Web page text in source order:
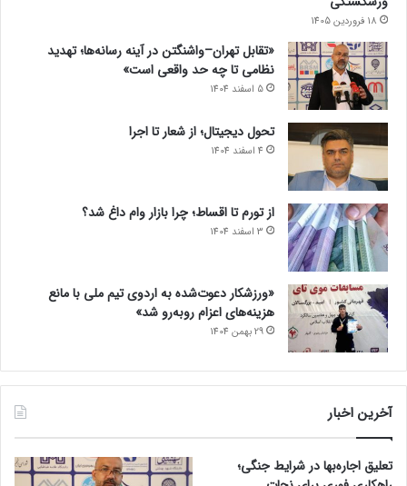
18 فروردین 1405
«تقابل تهران–واشنگتن در آینه رسانه‌ها؛ تهدید
نظامی تا چه حد واقعی است»
5 اسفند 1404
تحول دیجیتال؛ از شعار تا اجرا
4 اسفند 1404
از تورم تا اقساط؛ چرا بازار وام داغ شد؟
3 اسفند 1404
«ورزشکار دعوت‌شده به اردوی تیم ملی با مانع
هزینه‌های اعزام روبه‌رو شد»
29 بهمن 1404
آخرین اخبار
تعلیق اجاره‌بها در شرایط جنگی؛